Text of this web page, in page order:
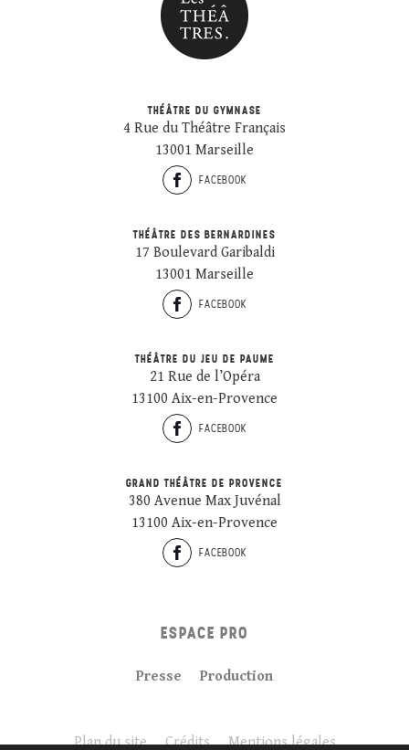
THÉÂTRE DU GYMNASE
4 Rue du Théâtre Français
13001 Marseille
FACEBOOK
THÉÂTRE DES BERNARDINES
17 Boulevard Garibaldi
13001 Marseille
FACEBOOK
THÉÂTRE DU JEU DE PAUME
21 Rue de l’Opéra
13100 Aix-en-Provence
FACEBOOK
GRAND THÉÂTRE DE PROVENCE
380 Avenue Max Juvénal
13100 Aix-en-Provence
FACEBOOK
ESPACE PRO
Presse Production
Plan du site Crédits Mentions légales